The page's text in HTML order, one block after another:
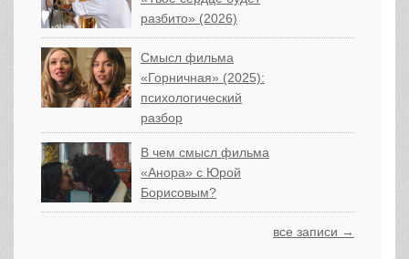
разбито» (2026)
Смысл фильма
«Горничная» (2025):
психологический
разбор
В чем смысл фильма
«Анора» с Юрой
Борисовым?
все записи →